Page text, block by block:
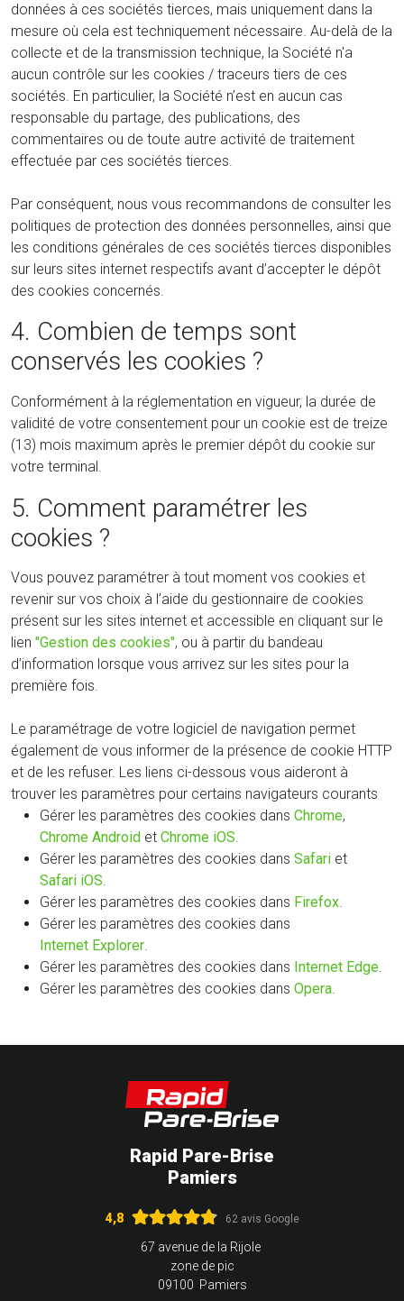
données à ces sociétés tierces, mais uniquement dans la
mesure où cela est techniquement nécessaire. Au-delà de la
collecte et de la transmission technique, la Société n'a
aucun contrôle sur les cookies / traceurs tiers de ces
sociétés. En particulier, la Société n’est en aucun cas
responsable du partage, des publications, des
commentaires ou de toute autre activité de traitement
effectuée par ces sociétés tierces.
Par conséquent, nous vous recommandons de consulter les
politiques de protection des données personnelles, ainsi que
les conditions générales de ces sociétés tierces disponibles
sur leurs sites internet respectifs avant d’accepter le dépôt
des cookies concernés.
4. Combien de temps sont
conservés les cookies ?
Conformément à la réglementation en vigueur, la durée de
validité de votre consentement pour un cookie est de treize
(13) mois maximum après le premier dépôt du cookie sur
votre terminal.
5. Comment paramétrer les
cookies ?
Vous pouvez paramétrer à tout moment vos cookies et
revenir sur vos choix à l’aide du gestionnaire de cookies
présent sur les sites internet et accessible en cliquant sur le
lien "Gestion des cookies", ou à partir du bandeau
d’information lorsque vous arrivez sur les sites pour la
première fois.
Le paramétrage de votre logiciel de navigation permet
également de vous informer de la présence de cookie HTTP
et de les refuser. Les liens ci-dessous vous aideront à
trouver les paramètres pour certains navigateurs courants
Gérer les paramètres des cookies dans Chrome,
Chrome Android et Chrome iOS.
Gérer les paramètres des cookies dans Safari et
Safari iOS.
Gérer les paramètres des cookies dans Firefox.
Gérer les paramètres des cookies dans
Internet Explorer.
Gérer les paramètres des cookies dans Internet Edge.
Gérer les paramètres des cookies dans Opera.
Rapid Pare-Brise
Pamiers
4,8 62 avis Google
67 avenue de la Rijole
zone de pic
09100 Pamiers